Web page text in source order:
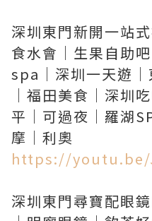
深圳東門新開一站
食水會｜生果自助
spa｜深圳一天遊
｜福田美食｜深圳
平｜可過夜｜羅湖
https://youtu.be/
深圳東門尋寶配眼